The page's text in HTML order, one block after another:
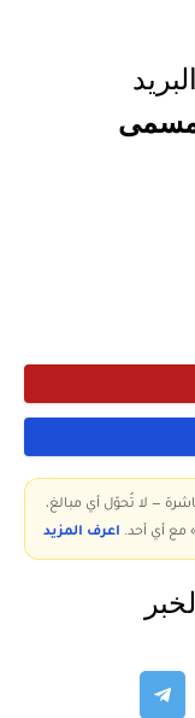
مسمى
— لا تُحوّل أي مبالغ،
مع أي أحد. اعرف المزيد